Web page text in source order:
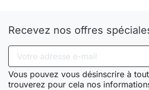
Recevez nos offres
Vous pouvez vous désinscrire à
trouverez pour cela nos